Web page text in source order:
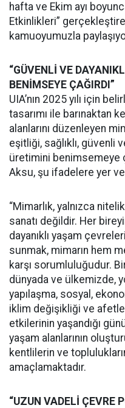
hafta ve Ekim ayı
Etkinlikleri”
kamuoyumuzla
“GÜVENLİ VE
BENİMSEYE ÇAĞIRDI”
UIA’nın 2025 yılı için
tasarımı ile barınaktan
alanlarını düzenleyen
eşitliği, sağlıklı, güvenli
üretimini benimsemeye
Aksu, şu ifadelere yer
“Mimarlık, yalnızca
sanatı değildir. Her
dayanıklı yaşam
sunmak, mimarın hem
karşı sorumluluğudur.
dünyada ve ülkemizde,
yapılaşma, sosyal,
iklim değişikliği ve
etkilerinin yaşandığı
yaşam alanlarının
kentlilerin ve
amaçlamaktadır.
“UZUN VADELİ ÇEVRE